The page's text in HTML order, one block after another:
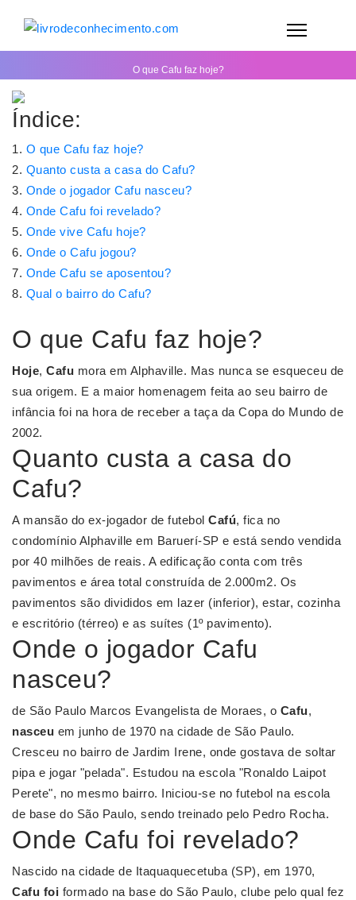
O que Cafu faz hoje?
Índice:
O que Cafu faz hoje?
Quanto custa a casa do Cafu?
Onde o jogador Cafu nasceu?
Onde Cafu foi revelado?
Onde vive Cafu hoje?
Onde o Cafu jogou?
Onde Cafu se aposentou?
Qual o bairro do Cafu?
O que Cafu faz hoje?
Hoje, Cafu mora em Alphaville. Mas nunca se esqueceu de
sua origem. E a maior homenagem feita ao seu bairro de
infância foi na hora de receber a taça da Copa do Mundo de
2002.
Quanto custa a casa do
Cafu?
A mansão do ex-jogador de futebol Cafú, fica no
condomínio Alphaville em Baruerí-SP e está sendo vendida
por 40 milhões de reais. A edificação conta com três
pavimentos e área total construída de 2.000m2. Os
pavimentos são divididos em lazer (inferior), estar, cozinha
e escritório (térreo) e as suítes (1º pavimento).
Onde o jogador Cafu
nasceu?
de São Paulo Marcos Evangelista de Moraes, o Cafu,
nasceu em junho de 1970 na cidade de São Paulo.
Cresceu no bairro de Jardim Irene, onde gostava de soltar
pipa e jogar "pelada". Estudou na escola "Ronaldo Laipot
Perete", no mesmo bairro. Iniciou-se no futebol na escola
de base do São Paulo, sendo treinado pelo Pedro Rocha.
Onde Cafu foi revelado?
Nascido na cidade de Itaquaquecetuba (SP), em 1970,
Cafu foi formado na base do São Paulo, clube pelo qual fez